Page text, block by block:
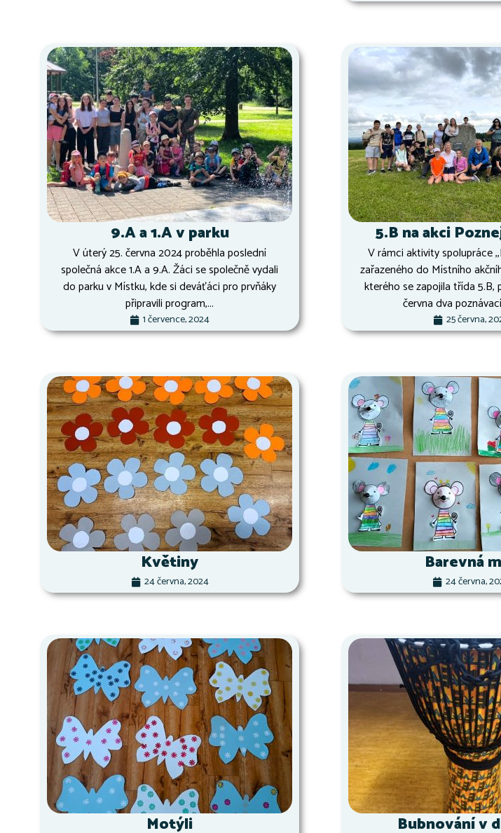
9.A a 1.A v parku
V úterý 25. června 2024 proběhla poslední
společná akce 1.A a 9.A. Žáci se společně vydali
do parku v Místku, kde si deváťáci pro prvňáky
připravili program,...
1 července, 2024
5.B na akci
V rámci aktivity spolupráce
zařazeného do Místního
kterého se zapojila třída 5.B,
června dva
25 června,
Květiny
24 června, 2024
Barevná
24 června,
Motýli Bubnování v